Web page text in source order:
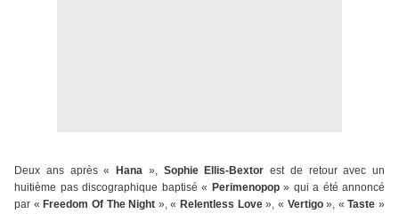
Deux ans après « Hana », Sophie Ellis-Bextor est de retour avec un
huitième pas discographique baptisé « Perimenopop» qui a été annoncé
par « Freedom Of The Night », « Relentless Love», « Vertigo», « Taste »